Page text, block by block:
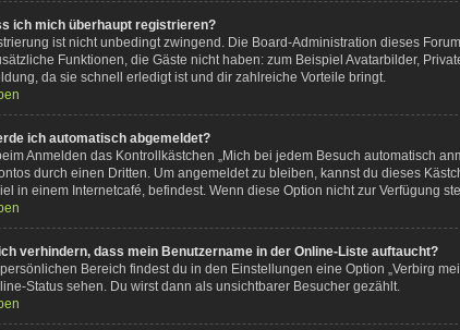
ich mich überhaupt registrieren?
ist nicht unbedingt zwingend. Die Board-Administration dieses
Funktionen, die Gäste nicht haben: zum Beispiel Avatarbilder,
da sie schnell erledigt ist und dir zahlreiche Vorteile bringt.
ich automatisch abgemeldet?
Anmelden das Kontrollkästchen „Mich bei jedem Besuch automatisch
durch einen Dritten. Um angemeldet zu bleiben, kannst du dieses
in einem Internetcafé, befindest. Wenn diese Option nicht zur Verfügung
verhindern, dass mein Benutzername in der Online-Liste auftaucht?
Bereich findest du in den Einstellungen eine Option „Verbirg
Status sehen. Du wirst dann als unsichtbarer Besucher gezählt.